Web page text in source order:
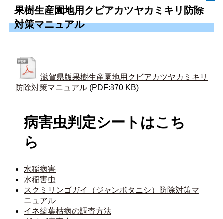
果樹生産園地用クビアカツヤカミキリ防除
対策マニュアル
滋賀県版果樹生産園地用クビアカツヤカミキリ
防除対策マニュアル (PDF:870 KB)
病害虫判定シートはこち
ら
水稲病害
水稲害虫
スクミリンゴガイ（ジャンボタニシ）防除対策マ
ニュアル
イネ縞葉枯病の調査方法